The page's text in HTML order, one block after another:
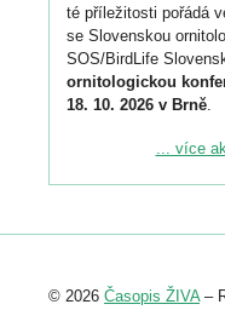
té příležitosti pořádá
se Slovenskou
SOS/BirdLife
ornitologickou
18. 10. 2026 v Brně.
Podrobnější
Registrovat se
abstraktu přihlášené
... více
© 2026 Časopis ŽIVA–